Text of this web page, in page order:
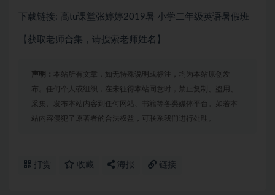
下载链接: 高tu课堂张婷婷2019暑 小学二年级英语暑假班
【获取老师合集，请搜索老师姓名】
声明： 本站所有文章，如无特殊说明或标注，均为本站原创发
布。任何个人或组织，在未征得本站同意时，禁止复制、盗用、
采集、发布本站内容到任何网站、书籍等各类媒体平台。如若本
站内容侵犯了原著者的合法权益，可联系我们进行处理。
打赏 收藏 海报 链接